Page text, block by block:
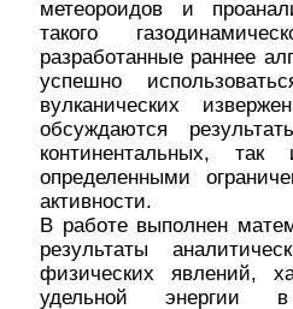
метеороидов и
такого
разработанные раннее
успешно
вулканических
обсуждаются
континентальных,
определенными
активности.
В работе выполнен
результаты
физических явлений,
удельной энергии